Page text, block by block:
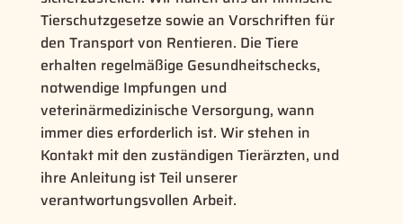
Tierschutzgesetze sowie an Vorschriften für
den Transport von Rentieren. Die Tiere
erhalten regelmäßige Gesundheitschecks,
notwendige Impfungen und
veterinärmedizinische Versorgung, wann
immer dies erforderlich ist. Wir stehen in
Kontakt mit den zuständigen Tierärzten, und
ihre Anleitung ist Teil unserer
verantwortungsvollen Arbeit.